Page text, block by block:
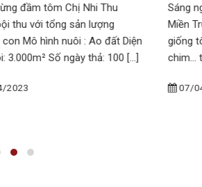
Sáng ngày 01/04/2023 Tập đoàn Nam
Miền Trung tổ chức buổi lễ thả 500.000
giống tôm sú và 1000 giống cá mú, cá
chim… tại khu [...]